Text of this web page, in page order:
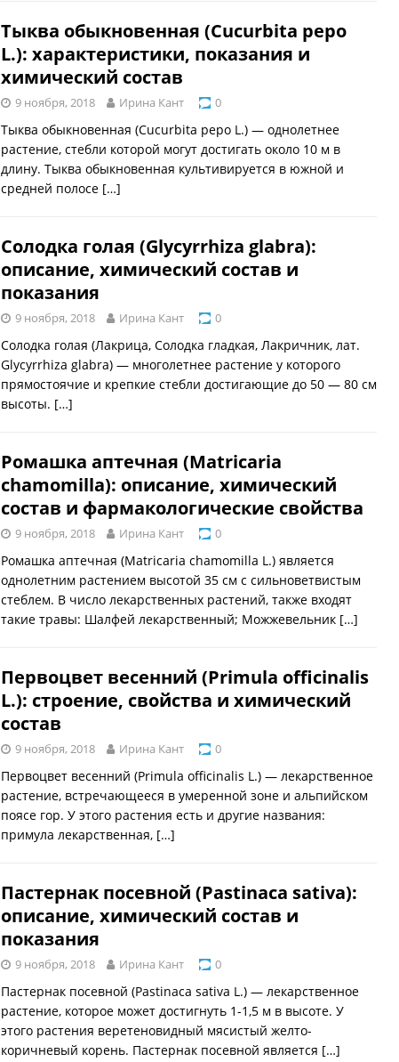
Тыква обыкновенная (Cucurbita реро
L.): характеристики, показания и
химический состав
9 ноября, 2018 Ирина Кант 0
Тыква обыкновенная (Cucurbita реро L.) — однолетнее
растение, стебли которой могут достигать около 10 м в
длину. Тыква обыкновенная культивируется в южной и
средней полосе […]
Солодка голая (Glycyrrhiza glabra):
описание, химический состав и
показания
9 ноября, 2018 Ирина Кант 0
Солодка голая (Лакрица, Солодка гладкая, Лакричник, лат.
Glycyrrhiza glabra) — многолетнее растение у которого
прямостоячие и крепкие стебли достигающие до 50 — 80 см
высоты. […]
Ромашка аптечная (Matricaria
chamomilla): описание, химический
состав и фармакологические свойства
9 ноября, 2018 Ирина Кант 0
Ромашка аптечная (Matricaria chamomilla L.) является
однолетним растением высотой 35 см с сильноветвистым
стеблем. В число лекарственных растений, также входят
такие травы: Шалфей лекарственный; Можжевельник […]
Первоцвет весенний (Primula officinalis
L.): строение, свойства и химический
состав
9 ноября, 2018 Ирина Кант 0
Первоцвет весенний (Primula officinalis L.) — лекарственное
растение, встречающееся в умеренной зоне и альпийском
поясе гор. У этого растения есть и другие названия:
примула лекарственная, […]
Пастернак посевной (Pastinaca sativa):
описание, химический состав и
показания
9 ноября, 2018 Ирина Кант 0
Пастернак посевной (Pastinaca sativa L.) — лекарственное
растение, которое может достигнуть 1-1,5 м в высоте. У
этого растения веретеновидный мясистый желто-
коричневый корень. Пастернак посевной является […]